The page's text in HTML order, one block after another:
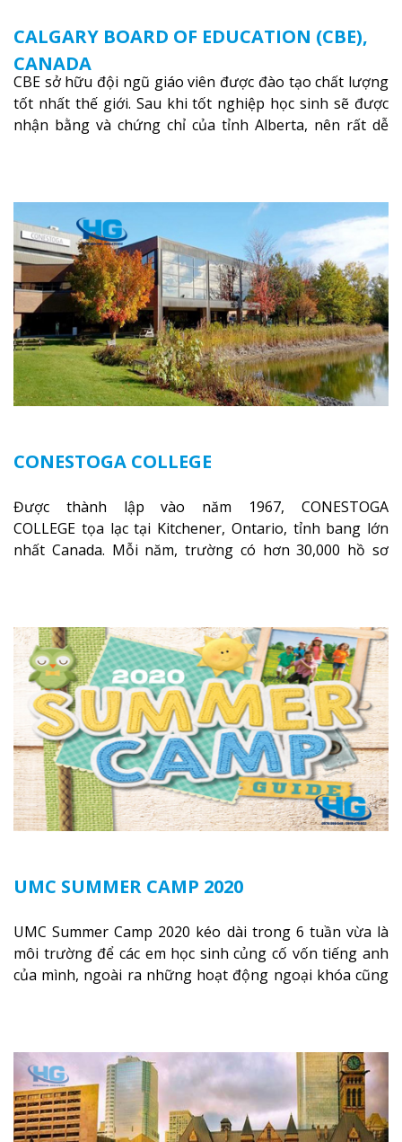
CALGARY BOARD OF EDUCATION (CBE),
CANADA
CBE sở hữu đội ngũ giáo viên được đào tạo chất lượng
tốt nhất thế giới. Sau khi tốt nghiệp học sinh sẽ được
nhận bằng và chứng chỉ của tỉnh Alberta, nên rất dễ
CONESTOGA COLLEGE
Được thành lập vào năm 1967, CONESTOGA
COLLEGE tọa lạc tại Kitchener, Ontario, tỉnh bang lớn
nhất Canada. Mỗi năm, trường có hơn 30,000 hồ sơ
UMC SUMMER CAMP 2020
UMC Summer Camp 2020 kéo dài trong 6 tuần vừa là
môi trường để các em học sinh củng cố vốn tiếng anh
của mình, ngoài ra những hoạt động ngoại khóa cũng